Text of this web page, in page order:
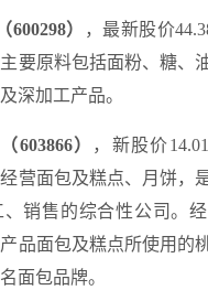
）
，最新股价
要原料包括面粉、糖、
深加工产品。
603866） ，新股价
营面包及糕点、月饼，
销售的综合性公司。
品面包及糕点所使用的
面包品牌。